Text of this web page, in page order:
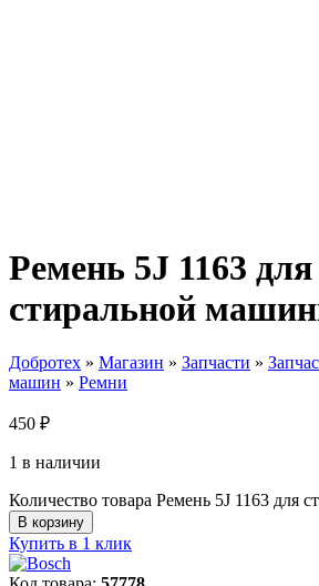
Ремень 5J 1163 для
стиральной
Добротех » Магазин » Запчасти »
машин » Ремни
450 ₽
1 в наличии
Количество товара Ремень 5J 1163 для
В корзину
Купить в 1 клик